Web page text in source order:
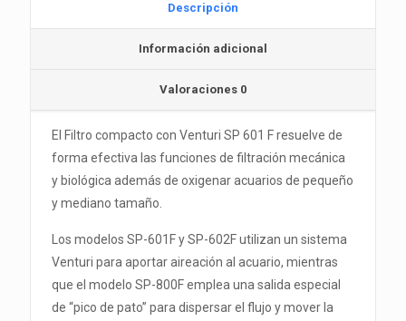
Descripción
Información adicional
Valoraciones 0
El Filtro compacto con Venturi SP 601 F resuelve de
forma efectiva las funciones de filtración mecánica
y biológica además de oxigenar acuarios de pequeño
y mediano tamaño.
Los modelos SP-601F y SP-602F utilizan un sistema
Venturi para aportar aireación al acuario, mientras
que el modelo SP-800F emplea una salida especial
de “pico de pato” para dispersar el flujo y mover la